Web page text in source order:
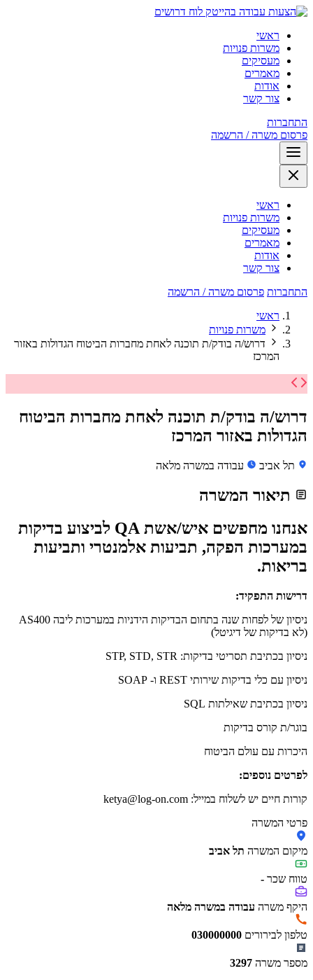
לוח דרושים
ראשי
משרות פנויות
מעסיקים
מאמרים
אודות
צור קשר
התחברות
פרסום משרה / הרשמה
ראשי
משרות פנויות
מעסיקים
מאמרים
אודות
צור קשר
התחברות פרסום משרה / הרשמה
ראשי
משרות פנויות
דרוש/ה בודק/ת תוכנה לאחת מחברות הביטוח הגדולות באזור
המרכז
דרוש/ה בודק/ת תוכנה לאחת מחברות הביטוח
הגדולות באזור המרכז
תל אביב עבודה במשרה מלאה
תיאור המשרה
אנחנו מחפשים איש/אשת QA לביצוע בדיקות
במערכות הפקה, תביעות אלמנטרי ותביעות
בריאות.
דרישות התפקיד:
ניסיון של לפחות שנה בתחום הבדיקות הידניות במערכות ליבה AS400
(לא בדיקות של דיגיטל)
ניסיון בכתיבת תסריטי בדיקות: STP, STD, STR
ניסיון עם כלי בדיקות שירותי REST ו- SOAP
ניסיון בכתיבת שאילתות SQL
בוגר/ת קורס בדיקות
היכרות עם עולם הביטוח
לפרטים נוספים:
קורות חיים יש לשלוח במייל: ketya@log-on.com
פרטי המשרה
מיקום המשרה תל אביב
טווח שכר -
היקף משרה עבודה במשרה מלאה
טלפון לבירורים 030000000
מספר משרה 3297